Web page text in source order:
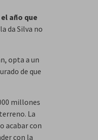
año que
da Silva no
opta a un
de que
millones
La
acabar con
con la